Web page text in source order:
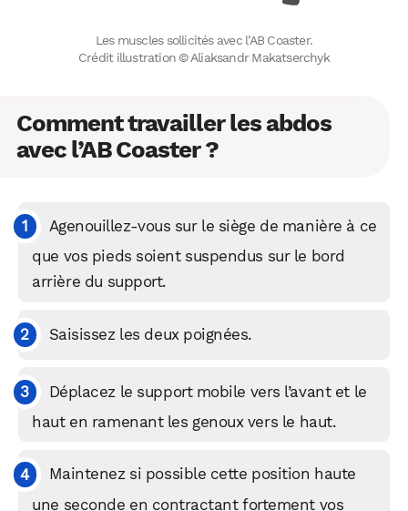
Les muscles sollicités avec l’AB Coaster.
Crédit illustration © Aliaksandr Makatserchyk
Comment travailler les abdos
avec l’AB Coaster ?
Agenouillez-vous sur le siège de manière à ce
que vos pieds soient suspendus sur le bord
arrière du support.
Saisissez les deux poignées.
Déplacez le support mobile vers l’avant et le
haut en ramenant les genoux vers le haut.
Maintenez si possible cette position haute
une seconde en contractant fortement vos